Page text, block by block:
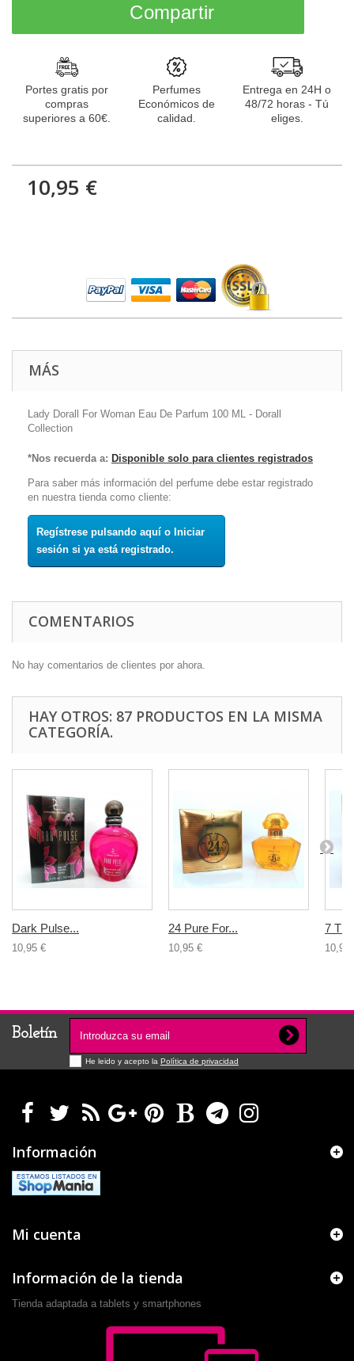
Compartir
Portes gratis por
compras
superiores a 60€.
Perfumes
Económicos de
calidad.
Entrega en 24H o
48/72 horas - Tú
eliges.
10,95 €
MÁS
Lady Dorall For Woman Eau De Parfum 100 ML - Dorall
Collection
*Nos recuerda a: Disponible solo para clientes registrados
Para saber más información del perfume debe estar registrado
en nuestra tienda como cliente:
Regístrese pulsando aquí o Iniciar
sesión si ya está registrado.
COMENTARIOS
No hay comentarios de clientes por ahora.
HAY OTROS: 87 PRODUCTOS EN LA MISMA
CATEGORÍA.
Dark Pulse...
10,95 €
24 Pure For...
10,95 €
7
10,95
Boletín
He leido y acepto la Política de privacidad
Información
Mi cuenta
Información de la tienda
Tienda adaptada a tablets y smartphones